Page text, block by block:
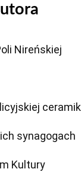
Nireńskiej
synagogach
Kultury